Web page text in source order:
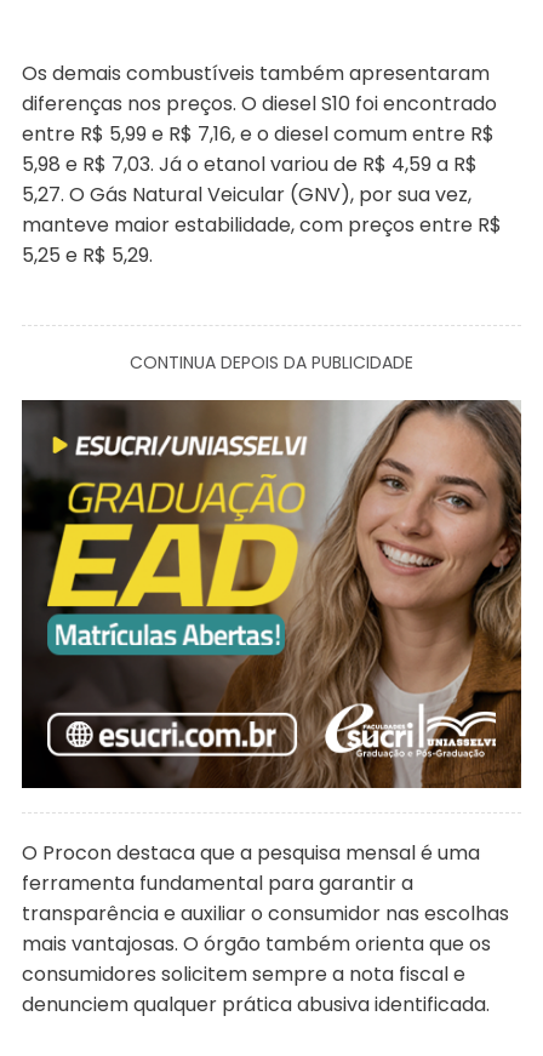
Os demais combustíveis também apresentaram
diferenças nos preços. O diesel S10 foi encontrado
entre R$ 5,99 e R$ 7,16, e o diesel comum entre R$
5,98 e R$ 7,03. Já o etanol variou de R$ 4,59 a R$
5,27. O Gás Natural Veicular (GNV), por sua vez,
manteve maior estabilidade, com preços entre R$
5,25 e R$ 5,29.
CONTINUA DEPOIS DA PUBLICIDADE
O Procon destaca que a pesquisa mensal é uma
ferramenta fundamental para garantir a
transparência e auxiliar o consumidor nas escolhas
mais vantajosas. O órgão também orienta que os
consumidores solicitem sempre a nota fiscal e
denunciem qualquer prática abusiva identificada.